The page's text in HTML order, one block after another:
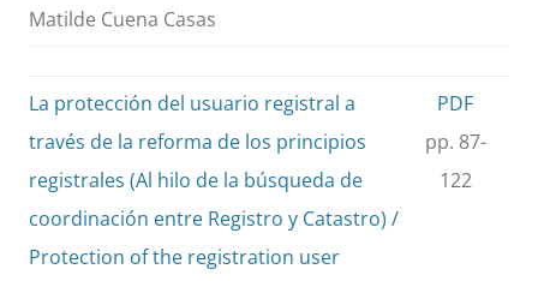
Matilde Cuena Casas
La protección del usuario registral a
través de la reforma de los principios
registrales (Al hilo de la búsqueda de
coordinación entre Registro y Catastro) /
Protection of the registration user
PDF
pp. 87-
122